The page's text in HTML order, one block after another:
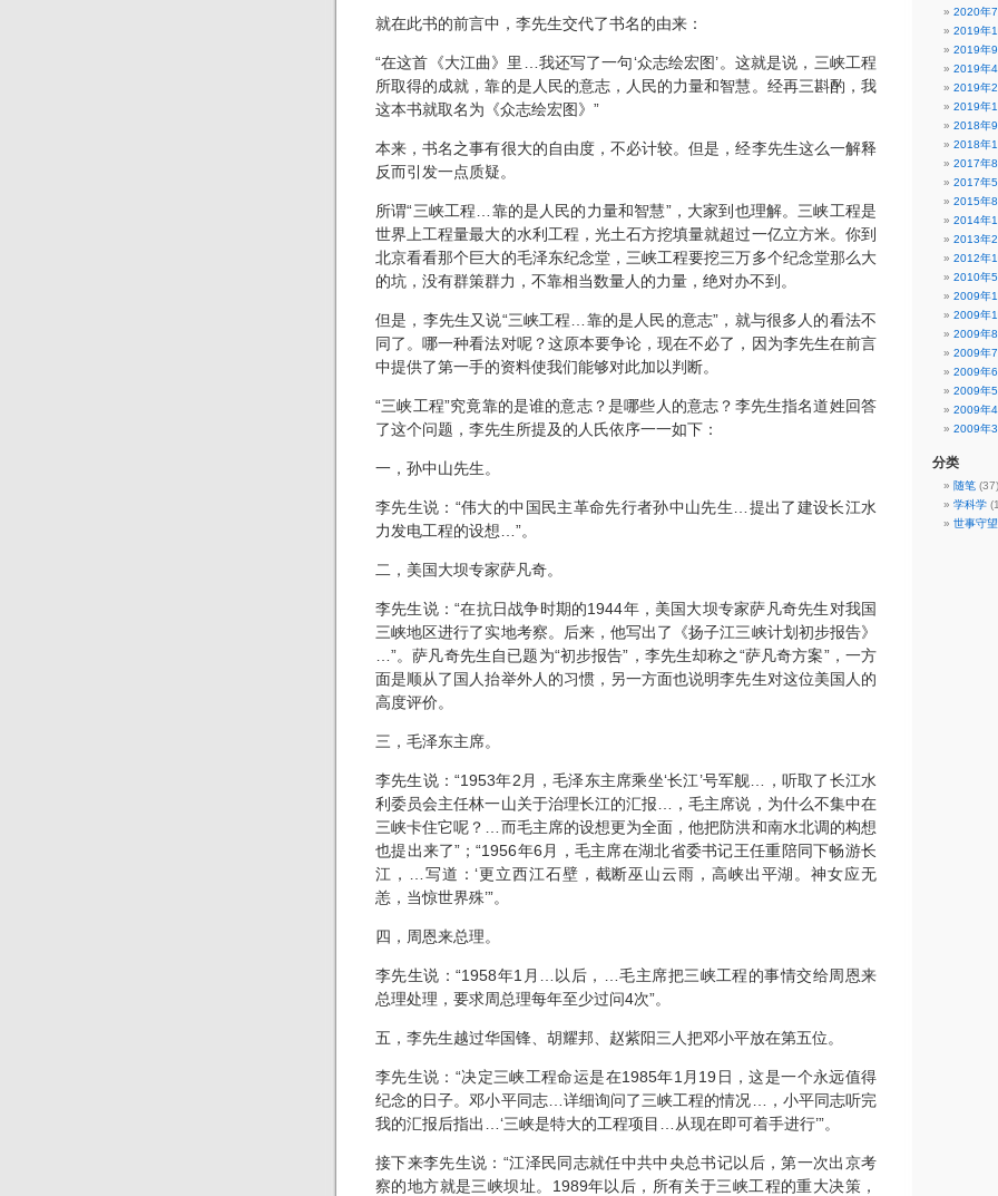
就在此书的前言中，李先生交代了书名的由来：
“在这首《大江曲》里…我还写了一句‘众志绘宏图’。这就是说，三峡工程
所取得的成就，靠的是人民的意志，人民的力量和智慧。经再三斟酌，我
这本书就取名为《众志绘宏图》”
本来，书名之事有很大的自由度，不必计较。但是，经李先生这么一解释
反而引发一点质疑。
所谓“三峡工程…靠的是人民的力量和智慧”，大家到也理解。三峡工程是
世界上工程量最大的水利工程，光土石方挖填量就超过一亿立方米。你到
北京看看那个巨大的毛泽东纪念堂，三峡工程要挖三万多个纪念堂那么大
的坑，没有群策群力，不靠相当数量人的力量，绝对办不到。
但是，李先生又说“三峡工程…靠的是人民的意志”，就与很多人的看法不
同了。哪一种看法对呢？这原本要争论，现在不必了，因为李先生在前言
中提供了第一手的资料使我们能够对此加以判断。
“三峡工程”究竟靠的是谁的意志？是哪些人的意志？李先生指名道姓回答
了这个问题，李先生所提及的人氏依序一一如下：
一，孙中山先生。
李先生说：“伟大的中国民主革命先行者孙中山先生…提出了建设长江水
力发电工程的设想…”。
二，美国大坝专家萨凡奇。
李先生说：“在抗日战争时期的1944年，美国大坝专家萨凡奇先生对我国
三峡地区进行了实地考察。后来，他写出了《扬子江三峡计划初步报告》
…”。萨凡奇先生自已题为“初步报告”，李先生却称之“萨凡奇方案”，一方
面是顺从了国人抬举外人的习惯，另一方面也说明李先生对这位美国人的
高度评价。
三，毛泽东主席。
李先生说：“1953年2月，毛泽东主席乘坐‘长江’号军舰…，听取了长江水
利委员会主任林一山关于治理长江的汇报…，毛主席说，为什么不集中在
三峡卡住它呢？…而毛主席的设想更为全面，他把防洪和南水北调的构想
也提出来了”；“1956年6月，毛主席在湖北省委书记王任重陪同下畅游长
江，…写道：‘更立西江石壁，截断巫山云雨，高峡出平湖。神女应无
恙，当惊世界殊’”。
四，周恩来总理。
李先生说：“1958年1月…以后，…毛主席把三峡工程的事情交给周恩来
总理处理，要求周总理每年至少过问4次”。
五，李先生越过华国锋、胡耀邦、赵紫阳三人把邓小平放在第五位。
李先生说：“决定三峡工程命运是在1985年1月19日，这是一个永远值得
纪念的日子。邓小平同志…详细询问了三峡工程的情况…，小平同志听完
我的汇报后指出…‘三峡是特大的工程项目…从现在即可着手进行’”。
接下来李先生说：“江泽民同志就任中共中央总书记以后，第一次出京考
察的地方就是三峡坝址。1989年以后，所有关于三峡工程的重大决策，
2020年7
2019年
2019年9
2019年4
2019年2
2019年1
2018年9
2018年1
2017年8
2017年5
2015年8
2014年1
2013年2
2012年
2010年5
2009年
2009年
2009年8
2009年7
2009年6
2009年5
2009年4
2009年3
分类
随笔 (37)
学科学
世事守望